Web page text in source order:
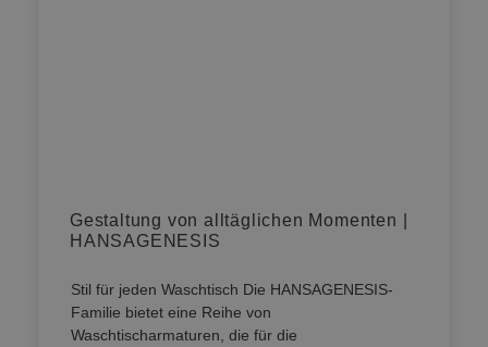
Gestaltung von alltäglichen Momenten |
HANSAGENESIS
Stil für jeden Waschtisch Die HANSAGENESIS-
Familie bietet eine Reihe von
Waschtischarmaturen, die für die